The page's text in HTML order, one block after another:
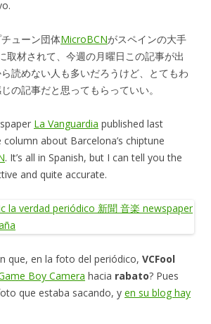
ューン団体MicroBCNがスペインの大手
取材されて、今週の月曜日この記事が出
読めない人も多いだろうけど、とてもわ
の記事だと思ってもらっていい。
La Vanguardia published last
about Barcelona’s chiptune
. It’s all in Spanish, but I can tell you the
and quite accurate.
que, en la foto del periódico, VCFool
Boy Camera hacia rabato? Pues
que estaba sacando, y en su blog hay